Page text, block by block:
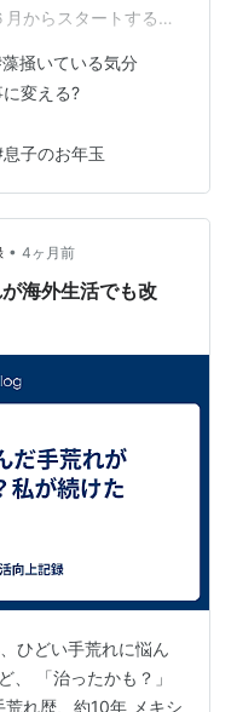
からスタートする予
ました （手湿疹の様
） 地区センターの清
か休まずシフトをこな
付き合いになる予感
経っても治らない）
藻掻いている気分
変える?
息子のお年玉
• 4ヶ月前
海外生活でも改
ひどい手荒れに悩ん
、 「治ったかも？」
れ歴、約10年 メキシ